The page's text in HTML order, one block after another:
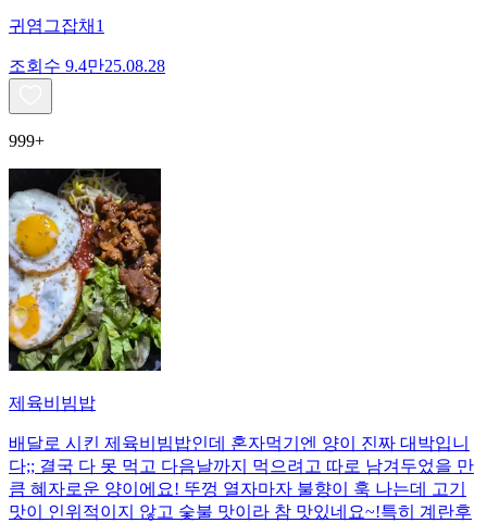
귀염그잡채1
조회수 9.4만25.08.28
999+
제육비빔밥
배달로 시킨 제육비빔밥인데 혼자먹기엔 양이 진짜 대박입니
다;; 결국 다 못 먹고 다음날까지 먹으려고 따로 남겨두었을 만
큼 혜자로운 양이에요! 뚜껑 열자마자 불향이 훅 나는데 고기
맛이 인위적이지 않고 숯불 맛이라 참 맛있네요~!특히 계란후